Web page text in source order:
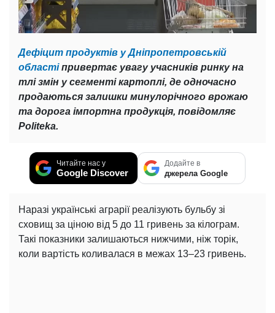
Дефіцит продуктів у Дніпропетровській
областіпривертає увагу учасників ринку на
тлі змін у сегменті картоплі, де одночасно
продаються залишки минулорічного врожаю
та дорога імпортна продукція, повідомляє
Politeka.
Читайте нас у
Google Discover
Додайте в
джерела Google
Наразі українські аграрії реалізують бульбу зі
сховищ за ціною від 5 до 11 гривень за кілограм.
Такі показники залишаються нижчими, ніж торік,
коли вартість коливалася в межах 13–23 гривень.